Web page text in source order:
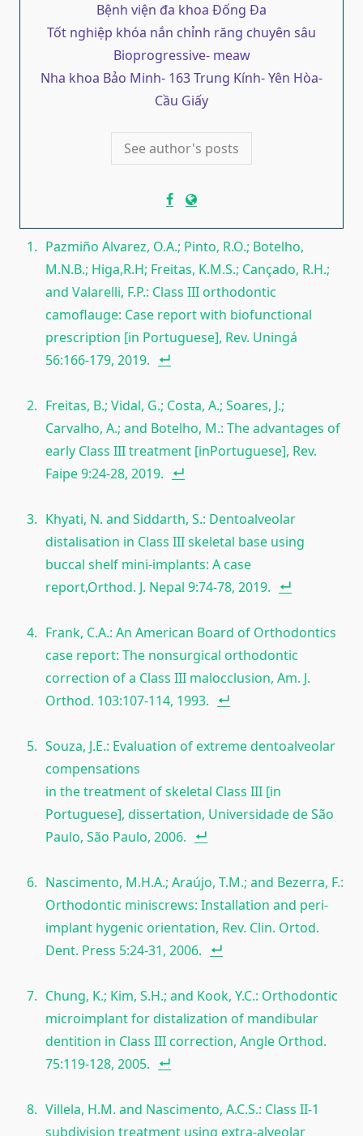
Bệnh viện đa khoa Đống Đa
Tốt nghiệp khóa nắn chỉnh răng chuyên sâu
Bioprogressive- meaw
Nha khoa Bảo Minh- 163 Trung Kính- Yên Hòa-
Cầu Giấy
See author's posts
Pazmiño Alvarez, O.A.; Pinto, R.O.; Botelho,
M.N.B.; Higa,R.H; Freitas, K.M.S.; Cançado, R.H.;
and Valarelli, F.P.: Class III orthodontic
camoflauge: Case report with biofunctional
prescription [in Portuguese], Rev. Uningá
56:166-179, 2019.
Freitas, B.; Vidal, G.; Costa, A.; Soares, J.;
Carvalho, A.; and Botelho, M.: The advantages of
early Class III treatment [inPortuguese], Rev.
Faipe 9:24-28, 2019.
Khyati, N. and Siddarth, S.: Dentoalveolar
distalisation in Class III skeletal base using
buccal shelf mini-implants: A case
report,Orthod. J. Nepal 9:74-78, 2019.
Frank, C.A.: An American Board of Orthodontics
case report: The nonsurgical orthodontic
correction of a Class III malocclusion, Am. J.
Orthod. 103:107-114, 1993.
Souza, J.E.: Evaluation of extreme dentoalveolar
compensations
in the treatment of skeletal Class III [in
Portuguese], dissertation, Universidade de São
Paulo, São Paulo, 2006.
Nascimento, M.H.A.; Araújo, T.M.; and Bezerra, F.:
Orthodontic miniscrews: Installation and peri-
implant hygenic orientation, Rev. Clin. Ortod.
Dent. Press 5:24-31, 2006.
Chung, K.; Kim, S.H.; and Kook, Y.C.: Orthodontic
microimplant for distalization of mandibular
dentition in Class III correction, Angle Orthod.
75:119-128, 2005.
Villela, H.M. and Nascimento, A.C.S.: Class II-1
subdivision treatment using extra-alveolar